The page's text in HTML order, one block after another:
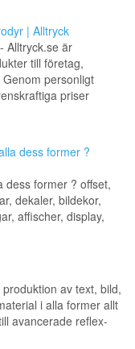
| Alltryck
Alltryck.se är
till företag,
personligt
priser
dess former ?
dess former ? offset,
dekaler, bildekor,
affischer, display,
av text, bild,
i alla former allt
avancerade reflex­